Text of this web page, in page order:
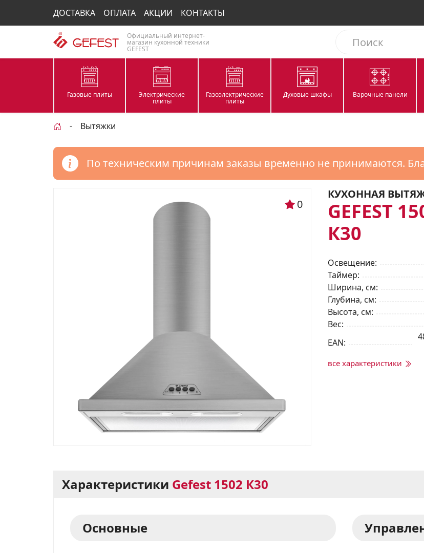
ДОСТАВКА ОПЛАТА АКЦИИ КОНТАКТЫ
Официальный интернет-
магазин кухонной техники
GEFEST
Газовые плиты Электрические
плиты
Газоэлектрические
плиты
Духовые шкафы Варочные панели
Вытяжки
По техническим причинам заказы временно не принимаются.
КУХОННАЯ
GEFEST
К30
Освещение
Таймер
Ширина, см
Глубина, см
Высота, см
Вес
EAN
все характеристики
0
Характеристики Gefest 1502 К30
Основные